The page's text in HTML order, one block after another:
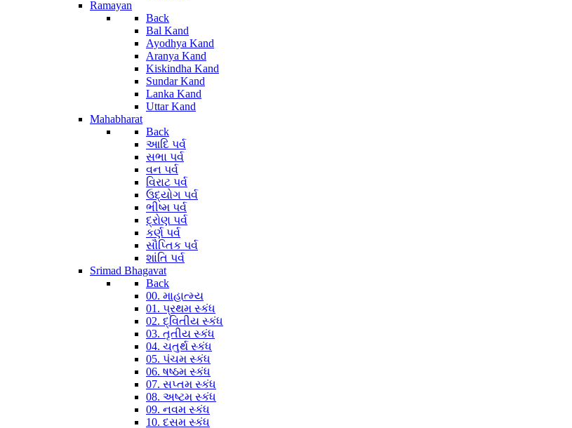
Ramayan
Back
Bal Kand
Ayodhya Kand
Aranya Kand
Kiskindha Kand
Sundar Kand
Lanka Kand
Uttar Kand
Mahabharat
Back
આદિ પર્વ
સભા પર્વ
વન પર્વ
વિરાટ પર્વ
ઉદ્યોગ પર્વ
ભીષ્મ પર્વ
દ્રોણ પર્વ
કર્ણ પર્વ
સૌપ્તિક પર્વ
શાંતિ પર્વ
Srimad Bhagavat
Back
00. માહાત્મ્ય
01. પ્રથમ સ્કંધ
02. દ્વિતીય સ્કંધ
03. તૃતીય સ્કંધ
04. ચતુર્થ સ્કંધ
05. પંચમ સ્કંધ
06. ષષ્ઠમ સ્કંધ
07. સપ્તમ સ્કંધ
08. અષ્ટમ સ્કંધ
09. નવમ સ્કંધ
10. દસમ સ્કંધ